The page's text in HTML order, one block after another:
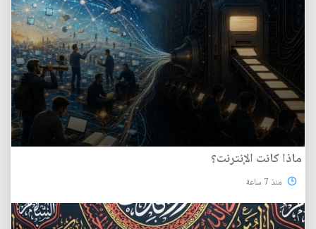
ماذا كانت الإنترنت؟
منذ 7 ساعة